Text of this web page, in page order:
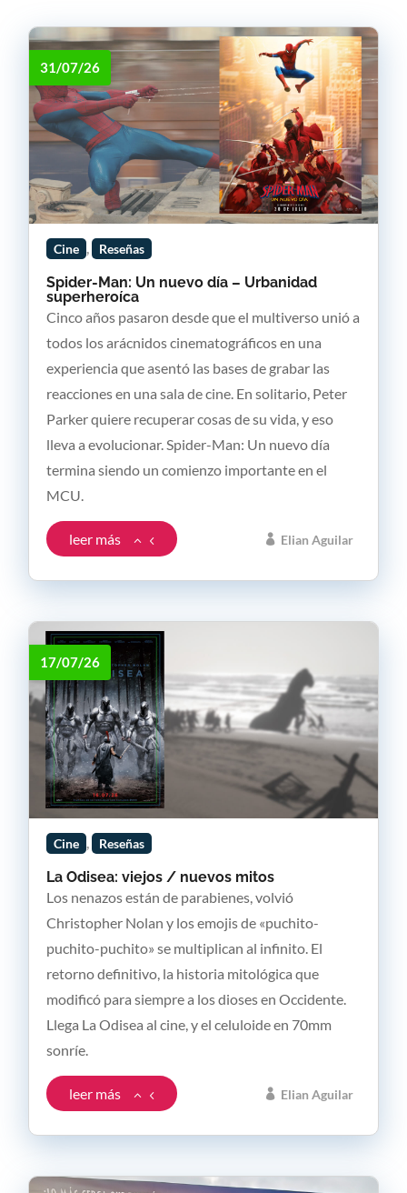
Spider-Man: Un nuevo día – Urbanidad
superheroíca
Elian Aguilar
31/07/26
Cine , Reseñas
Cinco años pasaron desde que el multiverso unió a
todos los arácnidos cinematográficos en una
experiencia que asentó las bases de grabar las
reacciones en una sala de cine. En solitario, Peter
Parker quiere recuperar cosas de su vida, y eso
lleva a evolucionar. Spider-Man: Un nuevo día
termina siendo un comienzo importante en el
MCU.
leer más
La Odisea: viejos / nuevos mitos
Elian Aguilar
17/07/26
Cine , Reseñas
Los nenazos están de parabienes, volvió
Christopher Nolan y los emojis de «puchito-
puchito-puchito» se multiplican al infinito. El
retorno definitivo, la historia mitológica que
modificó para siempre a los dioses en Occidente.
Llega La Odisea al cine, y el celuloide en 70mm
sonríe.
leer más